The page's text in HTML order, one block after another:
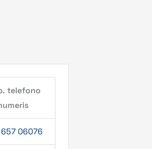
telefono
06076